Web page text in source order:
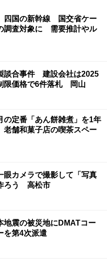
四国の新幹線 国交省ケー
調査対象に 需要推計やル
談合事件 建設会社は2025
限価格で6件落札 岡山
の定番「あん餅雑煮」を1年
舗和菓子店の喫茶スペー
眼カメラで撮影して「写真
ろう 高松市
震の被災地にDMATコー
を第4次派遣